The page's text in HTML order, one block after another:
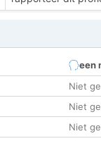
een
Niet
Niet
Niet